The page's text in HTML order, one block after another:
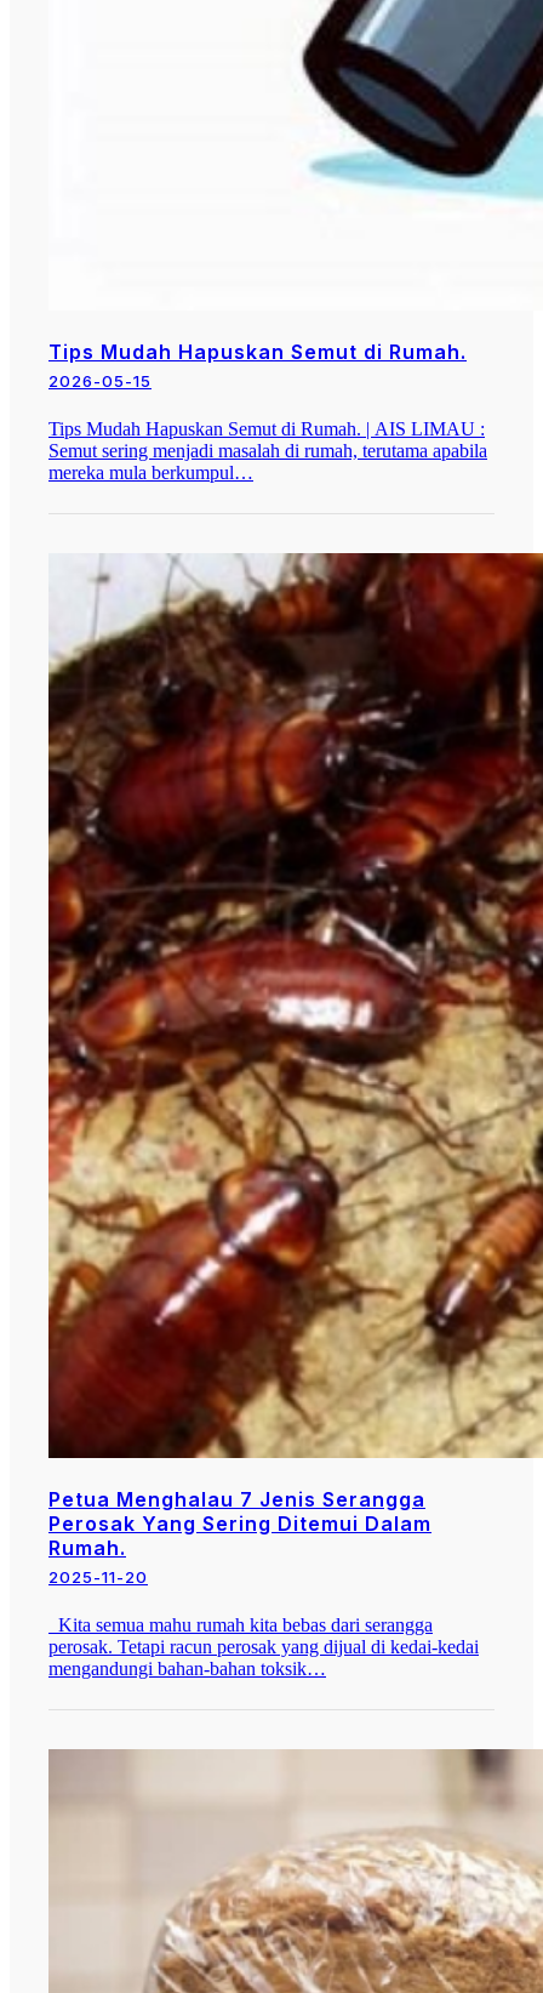
Tips Mudah Hapuskan Semut di Rumah.
2026-05-15
Tips Mudah Hapuskan Semut di Rumah. | AIS LIMAU :
Semut sering menjadi masalah di rumah, terutama apabila
mereka mula berkumpul…
Petua Menghalau 7 Jenis Serangga
Perosak Yang Sering Ditemui Dalam
Rumah.
2025-11-20
Kita semua mahu rumah kita bebas dari serangga
perosak. Tetapi racun perosak yang dijual di kedai-kedai
mengandungi bahan-bahan toksik…